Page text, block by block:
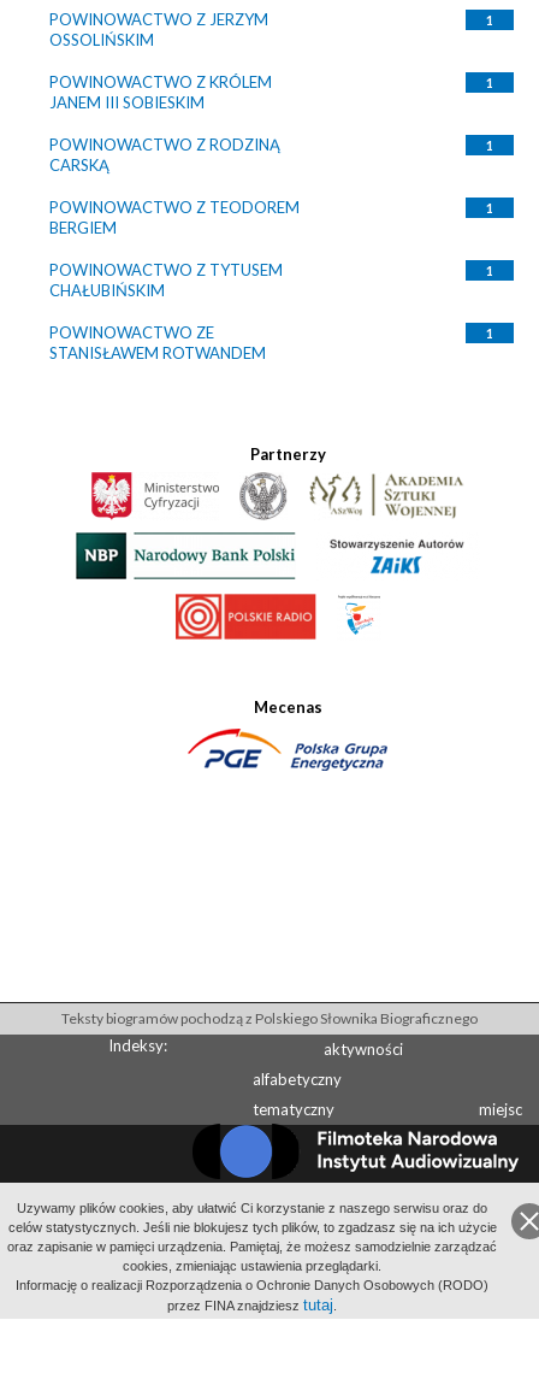
POWINOWACTWO Z JERZYM
OSSOLIŃSKIM
1
POWINOWACTWO Z KRÓLEM
JANEM III SOBIESKIM
1
POWINOWACTWO Z RODZINĄ
CARSKĄ
1
POWINOWACTWO Z TEODOREM
BERGIEM
1
POWINOWACTWO Z TYTUSEM
CHAŁUBIŃSKIM
1
POWINOWACTWO ZE
STANISŁAWEM ROTWANDEM
1
Partnerzy
Mecenas
Uzywamy plików cookies, aby ułatwić Ci korzystanie z naszego serwisu oraz do
celów statystycznych. Jeśli nie blokujesz tych plików, to zgadzasz się na ich użycie
oraz zapisanie w pamięci urządzenia. Pamiętaj, że możesz samodzielnie zarządzać
cookies, zmieniając ustawienia przeglądarki.
Informację o realizacji Rozporządzenia o Ochronie Danych Osobowych (RODO)
przez FINA znajdziesz tutaj
Teksty biogramów pochodzą z Polskiego Słownika Biograficznego
Indeksy:
aktywności
alfabetyczny
tematyczny
miejsc
Wydawcą Polskiego Słownika Biograficznego jest Instytut Historii PAN
Wydawcą Internetowego Polskiego Słownika Biograficznego jest Filmoteka
Narodowa - Instytut Audiowizualny
All Rights Reserved 2014-2026Filmoteka Narodowa - Instytut Audiowizualny
Polityka prywatności